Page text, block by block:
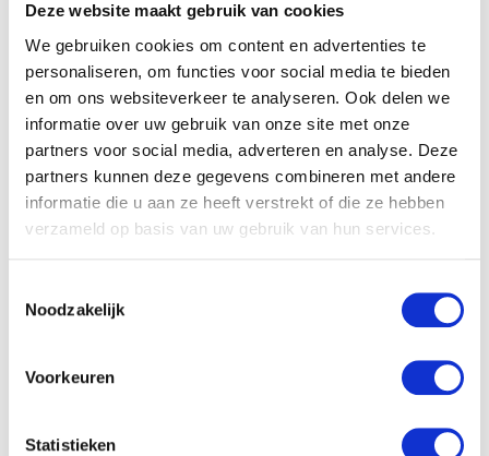
Deze website maakt gebruik van cookies
We gebruiken cookies om content en advertenties te
personaliseren, om functies voor social media te bieden
en om ons websiteverkeer te analyseren. Ook delen we
informatie over uw gebruik van onze site met onze
partners voor social media, adverteren en analyse. Deze
partners kunnen deze gegevens combineren met andere
informatie die u aan ze heeft verstrekt of die ze hebben
verzameld op basis van uw gebruik van hun services.
Noodzakelijk
Voorkeuren
Statistieken